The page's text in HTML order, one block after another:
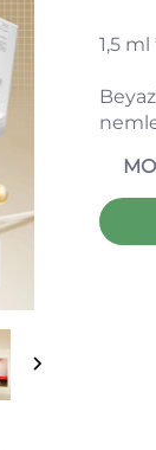
1,5 ml